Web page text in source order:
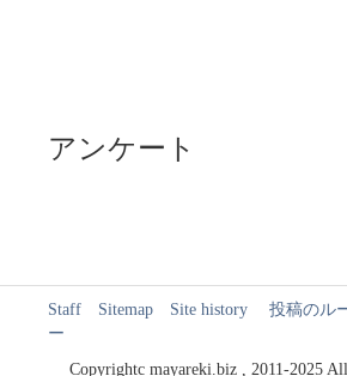
アンケート
Staff Sitemap Site history 投稿のル
ー
Copyrightc mayareki.biz , 2011-2025 All